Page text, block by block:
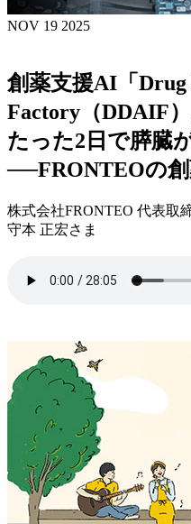
NOV 19 2025
創薬支援AI「Drug
Factory（DDAIF）
たった2日で膵臓
──FRONTEOの
株式会社FRONTEO 代表取
守本 正宏さま